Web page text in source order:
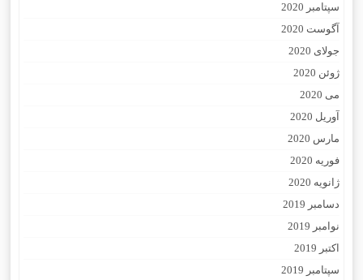
سپتامبر 2020
آگوست 2020
جولای 2020
ژوئن 2020
می 2020
آوریل 2020
مارس 2020
فوریه 2020
ژانویه 2020
دسامبر 2019
نوامبر 2019
اکتبر 2019
سپتامبر 2019